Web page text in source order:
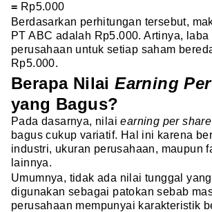
= Rp5.000
Berdasarkan perhitungan tersebut,
PT ABC adalah Rp5.000. Artinya,
perusahaan untuk setiap saham
Rp5.000.
Berapa NilaiEarning
yang Bagus?
Pada dasarnya, nilaiearning per share
bagus cukup variatif. Hal ini karena
industri, ukuran perusahaan, maupun
lainnya.
Umumnya, tidak ada nilai tunggal
digunakan sebagai patokan sebab
perusahaan mempunyai karakteristik